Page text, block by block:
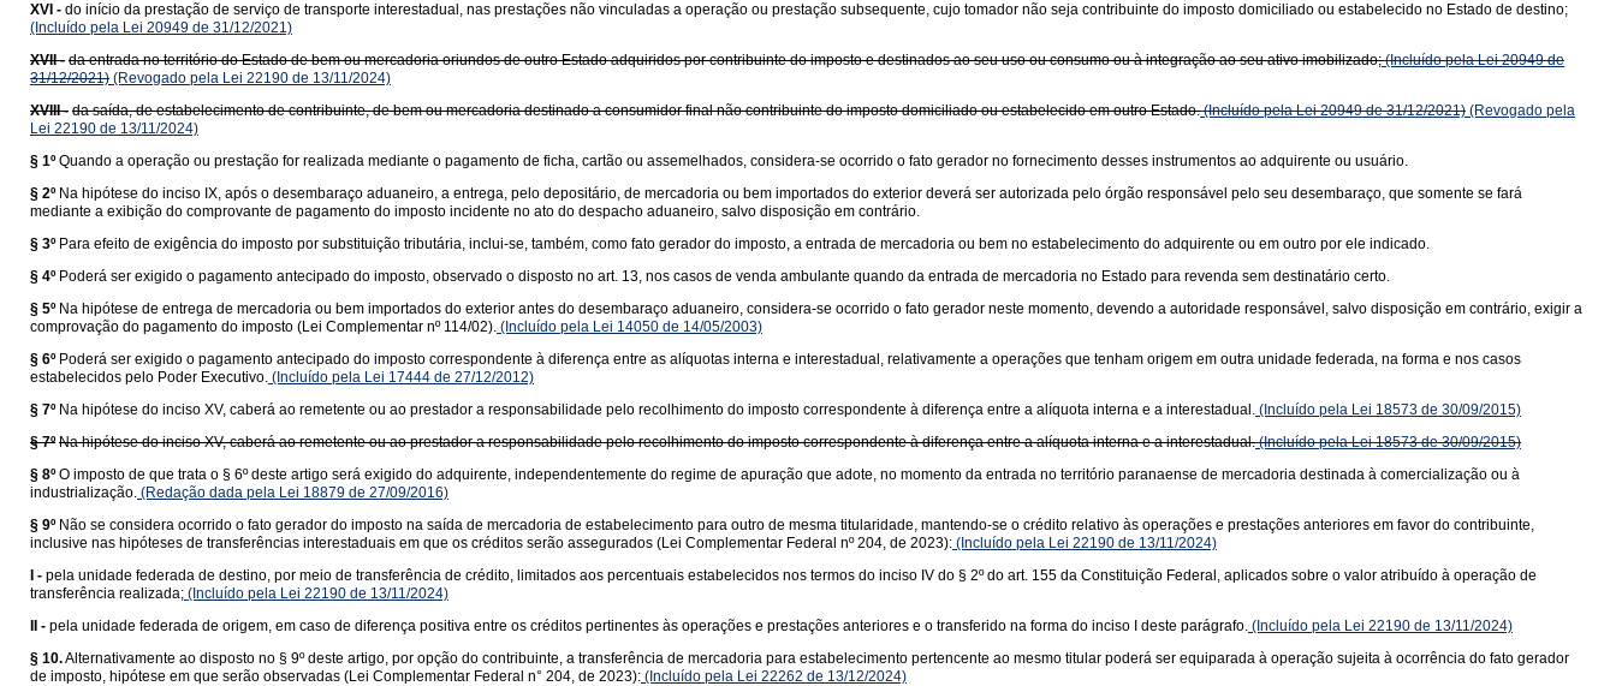
XVI - do início da prestação de serviço de transporte interestadual, nas prestações não vinculadas a operação ou prestação subsequente, cujo tomador não seja contribuinte do imposto domiciliado ou estabelecido no Estado de destino;
(Incluído pela Lei 20949 de 31/12/2021)
XVII - da entrada no território do Estado de bem ou mercadoria oriundos de outro Estado adquiridos por contribuinte do imposto e destinados ao seu uso ou consumo ou à integração ao seu ativo imobilizado;(Incluído pela Lei 20949 de
31/12/2021) (Revogado pela Lei 22190 de 13/11/2024)
XVIII - da saída, de estabelecimento de contribuinte, de bem ou mercadoria destinado a consumidor final não contribuinte do imposto domiciliado ou estabelecido em outro Estado.(Incluído pela Lei 20949 de 31/12/2021) (Revogado pela
Lei 22190 de 13/11/2024)
§ 1º Quando a operação ou prestação for realizada mediante o pagamento de ficha, cartão ou assemelhados, considera-se ocorrido o fato gerador no fornecimento desses instrumentos ao adquirente ou usuário.
§ 2º Na hipótese do inciso IX, após o desembaraço aduaneiro, a entrega, pelo depositário, de mercadoria ou bem importados do exterior deverá ser autorizada pelo órgão responsável pelo seu desembaraço, que somente se fará
mediante a exibição do comprovante de pagamento do imposto incidente no ato do despacho aduaneiro, salvo disposição em contrário.
§ 3º Para efeito de exigência do imposto por substituição tributária, inclui-se, também, como fato gerador do imposto, a entrada de mercadoria ou bem no estabelecimento do adquirente ou em outro por ele indicado.
§ 4º Poderá ser exigido o pagamento antecipado do imposto, observado o disposto no art. 13, nos casos de venda ambulante quando da entrada de mercadoria no Estado para revenda sem destinatário certo.
§ 5º Na hipótese de entrega de mercadoria ou bem importados do exterior antes do desembaraço aduaneiro, considera-se ocorrido o fato gerador neste momento, devendo a autoridade responsável, salvo disposição em contrário, exigir a
comprovação do pagamento do imposto (Lei Complementar nº 114/02). (Incluído pela Lei 14050 de 14/05/2003)
§ 6º Poderá ser exigido o pagamento antecipado do imposto correspondente à diferença entre as alíquotas interna e interestadual, relativamente a operações que tenham origem em outra unidade federada, na forma e nos casos
estabelecidos pelo Poder Executivo. (Incluído pela Lei 17444 de 27/12/2012)
§ 7º Na hipótese do inciso XV, caberá ao remetente ou ao prestador a responsabilidade pelo recolhimento do imposto correspondente à diferença entre a alíquota interna e a interestadual. (Incluído pela Lei 18573 de 30/09/2015)
§ 7º Na hipótese do inciso XV, caberá ao remetente ou ao prestador a responsabilidade pelo recolhimento do imposto correspondente à diferença entre a alíquota interna e a interestadual.(Incluído pela Lei 18573 de 30/09/2015)
§ 8º O imposto de que trata o § 6º deste artigo será exigido do adquirente, independentemente do regime de apuração que adote, no momento da entrada no território paranaense de mercadoria destinada à comercialização ou à
industrialização. (Redação dada pela Lei 18879 de 27/09/2016)
§ 9º Não se considera ocorrido o fato gerador do imposto na saída de mercadoria de estabelecimento para outro de mesma titularidade, mantendo-se o crédito relativo às operações e prestações anteriores em favor do contribuinte,
inclusive nas hipóteses de transferências interestaduais em que os créditos serão assegurados (Lei Complementar Federal nº 204, de 2023): (Incluído pela Lei 22190 de 13/11/2024)
I - pela unidade federada de destino, por meio de transferência de crédito, limitados aos percentuais estabelecidos nos termos do inciso IV do § 2º do art. 155 da Constituição Federal, aplicados sobre o valor atribuído à operação de
transferência realizada; (Incluído pela Lei 22190 de 13/11/2024)
II - pela unidade federada de origem, em caso de diferença positiva entre os créditos pertinentes às operações e prestações anteriores e o transferido na forma do inciso I deste parágrafo. (Incluído pela Lei 22190 de 13/11/2024)
§ 10.Alternativamente ao disposto no § 9º deste artigo, por opção do contribuinte, a transferência de mercadoria para estabelecimento pertencente ao mesmo titular poderá ser equiparada à operação sujeita à ocorrência do fato gerador
de imposto, hipótese em que serão observadas (Lei Complementar Federal n° 204, de 2023): (Incluído pela Lei 22262 de 13/12/2024)